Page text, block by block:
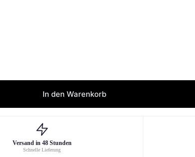
In den Warenkorb
Versand in 48 Stunden
Schnelle Lieferung